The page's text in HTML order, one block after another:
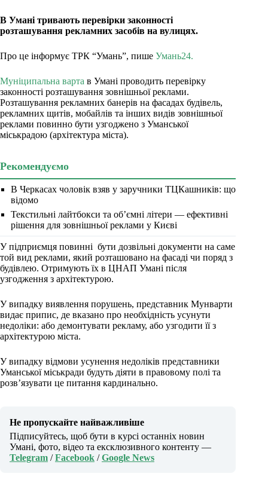
В Умані тривають перевірки законності
розташування рекламних засобів на вулицях.
Про це інформує ТРК “Умань”, пише Умань24.
Муніципальна варта в Умані проводить перевірку
законності розташування зовнішньої реклами.
Розташування рекламних банерів на фасадах будівель,
рекламних щитів, мобайлів та інших видів зовнішньої
реклами повинно бути узгоджено з Уманської
міськрадою (архітектура міста).
Рекомендуємо
В Черкасах чоловік взяв у заручники ТЦКашників: що
відомо
Текстильні лайтбокси та об’ємні літери — ефективні
рішення для зовнішньої реклами у Києві
У підприємця повинні бути дозвільні документи на саме
той вид реклами, який розташовано на фасаді чи поряд з
будівлею. Отримують їх в ЦНАП Умані після
узгодження з архітектурою.
У випадку виявлення порушень, представник Мунварти
видає припис, де вказано про необхідність усунути
недоліки: або демонтувати рекламу, або узгодити її з
архітектурою міста.
У випадку відмови усунення недоліків представники
Уманської міськради будуть діяти в правовому полі та
розв’язувати це питання кардинально.
Не пропускайте найважливіше
Підписуйтесь, щоб бути в курсі останніх новин
Умані, фото, відео та ексклюзивного контенту —
Telegram /Facebook /Google News